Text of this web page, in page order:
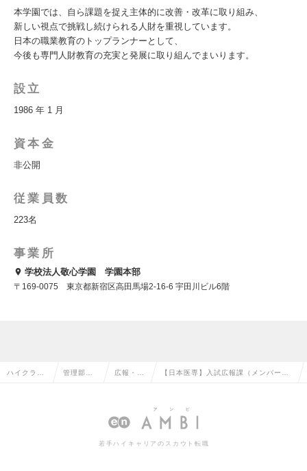
本学園では、自ら課題を捉え主体的に改善・改革に取り組み、
新しい視点で挑戦し続けられる人財を重視しています。
日本の職業教育のトップランナーとして、
今後も専門人財教育の充実と発展に取り組んでまいります。
設立
1986 年 1 月
資本金
非公開
従業員数
223名
事業所
学校法人敬心学園 学園本部
〒169-0075 東京都新宿区高田馬場2-16-6 宇田川ビル6階
ハイクラス 管理部門 広報・IR 【日本医専】入試広報課（メンバー～
若手ハイキャリアのスカウト転職